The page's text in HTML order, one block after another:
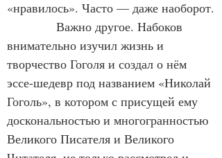
«нравилось». Часто — даже наоборот.
Важно другое. Набоков
внимательно изучил жизнь и
творчество Гоголя и создал о нём
эссе-шедевр под названием «Николай
Гоголь», в котором с присущей ему
доскональностью и многогранностью
Великого Писателя и Великого